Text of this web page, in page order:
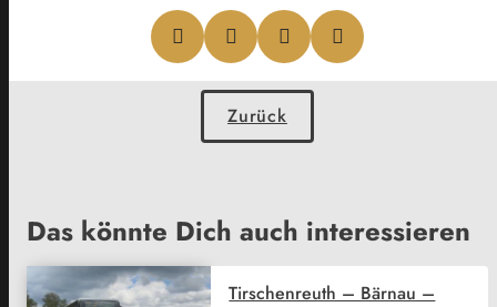
Zurück
Das könnte Dich auch interessieren
Tirschenreuth – Bärnau –